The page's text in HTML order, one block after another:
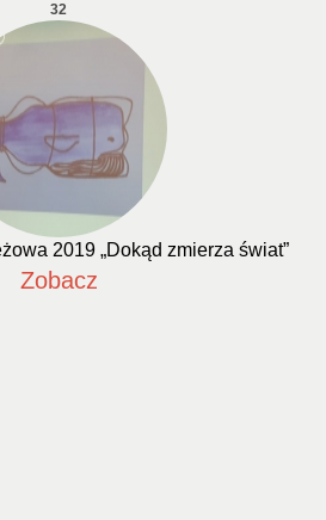
32
2019 „Dokąd zmierza świat”
Zobacz